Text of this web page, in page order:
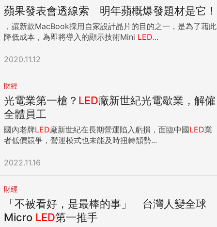
蘋果發表會透線索 明年蘋概爆發題材是它！
，讓新款MacBook採用自家設計晶片的目的之一，是為了藉此
降低成本，為即將導入的顯示技術Mini LED...
2020.11.12
財經
光電業第一槍？ LED廠新世紀光電歇業，解僱
全體員工
國內老牌LED廠新世紀在長期營運陷入虧損，面臨中國LED業
者低價競爭，營運模式也未能及時扭轉頹勢...
2022.11.16
財經
「不被看好，是最棒的事」 台灣人變全球
Micro LED第一推手